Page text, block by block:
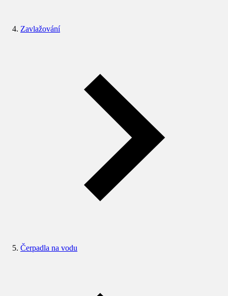
Zavlažování
Čerpadla na vodu